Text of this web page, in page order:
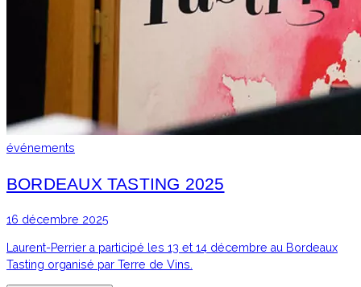
événements
BORDEAUX TASTING 2025
16 décembre 2025
Laurent-Perrier a participé les 13 et 14 décembre au Bordeaux
Tasting organisé par Terre de Vins.